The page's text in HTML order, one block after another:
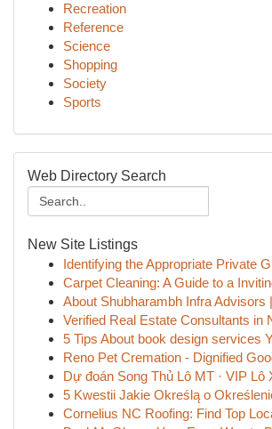
Recreation
Reference
Science
Shopping
Society
Sports
Web Directory Search
New Site Listings
Identifying the Appropriate Private
Carpet Cleaning: A Guide to a
About Shubharambh Infra Advisors
Verified Real Estate Consultants in
5 Tips About book design services
Reno Pet Cremation - Dignified
Dự đoán Song Thủ Lô MT · VIP
5 Kwestii Jakie Określą o
Cornelius NC Roofing: Find Top